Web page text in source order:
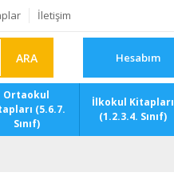
İletişim
ARA Hesabım
Ortaokul
(5.6.7.
Sınıf)
İlkokul Kitapları
(1.2.3.4. Sınıf)